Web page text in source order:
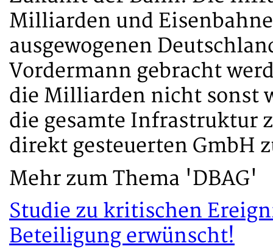
Milliarden und
ausgewogenen
Vordermann gebracht
die Milliarden nicht sonst
die gesamte Infrastruktur
direkt gesteuerten GmbH
Mehr zum Thema 'DBAG'
Studie zu kritischen
Beteiligung erwünscht!